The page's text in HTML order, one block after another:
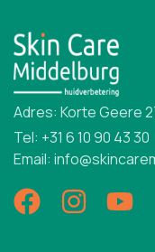
Adres: Korte Geere
Tel: +31 6 10 90 43 30
Email: